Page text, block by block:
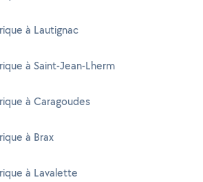
à Lautignac
à Saint-Jean-Lherm
à Caragoudes
à Brax
à Lavalette